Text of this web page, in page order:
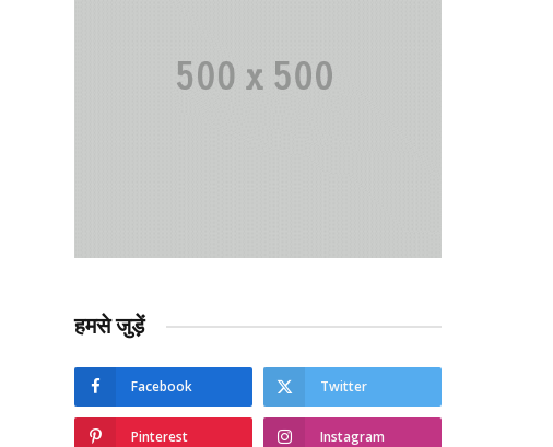
हमसे जुड़ें
Facebook Twitter
Pinterest Instagram